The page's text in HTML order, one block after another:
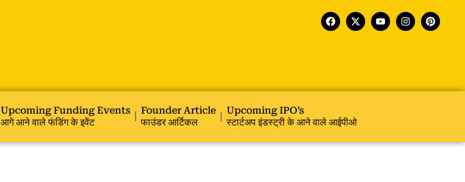
Upcoming Funding Events
आगे आने वाले फंडिंग के इवेंट
Founder Article
फाउंडर आर्टिकल
Upcoming IPO’s
स्टार्टअप इंडस्ट्री के आने वाले आईपीओ